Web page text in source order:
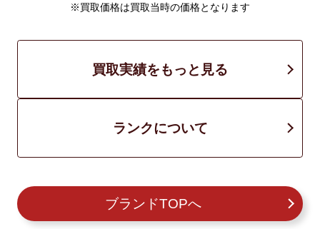
※買取価格は買取当時の価格となります
買取実績をもっと見る
ランクについて
ブランドTOPへ